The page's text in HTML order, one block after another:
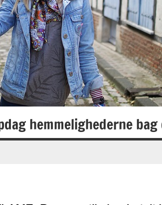
hemmelighederne